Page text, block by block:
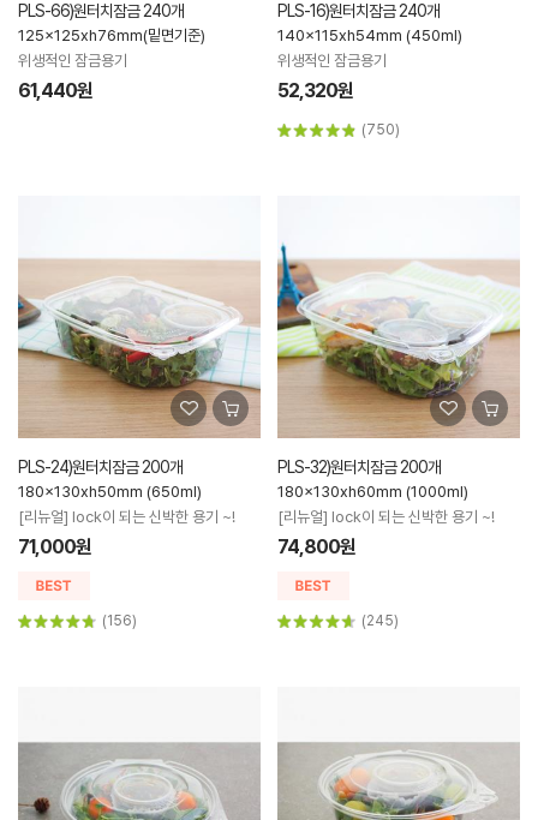
PLS-66)원터치잠금 240개
125x125xh76mm(밑면기준)
위생적인 잠금용기
61,440원
PLS-16)원터치잠금 240개
140x115xh54mm (450ml)
위생적인 잠금용기
52,320원
(750)
PLS-24)원터치잠금 200개
180x130xh50mm (650ml)
[리뉴얼] lock이 되는 신박한 용기 ~!
71,000원
(156)
PLS-32)원터치잠금 200개
180x130xh60mm (1000ml)
[리뉴얼] lock이 되는 신박한 용기 ~!
74,800원
(245)